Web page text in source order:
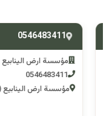
0546483411
مؤسسة ارض الينابيع
0546483411
مؤسسة ارض الينابيع (حائل)